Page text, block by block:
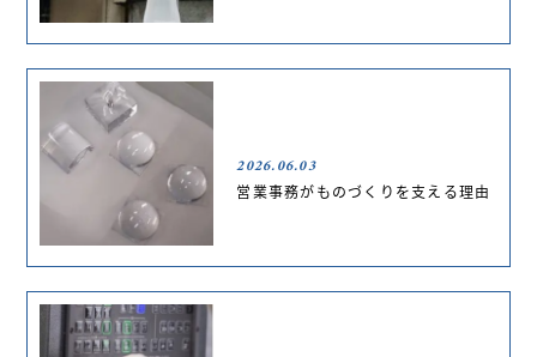
2026.06.03
営業事務がものづくりを支える理由